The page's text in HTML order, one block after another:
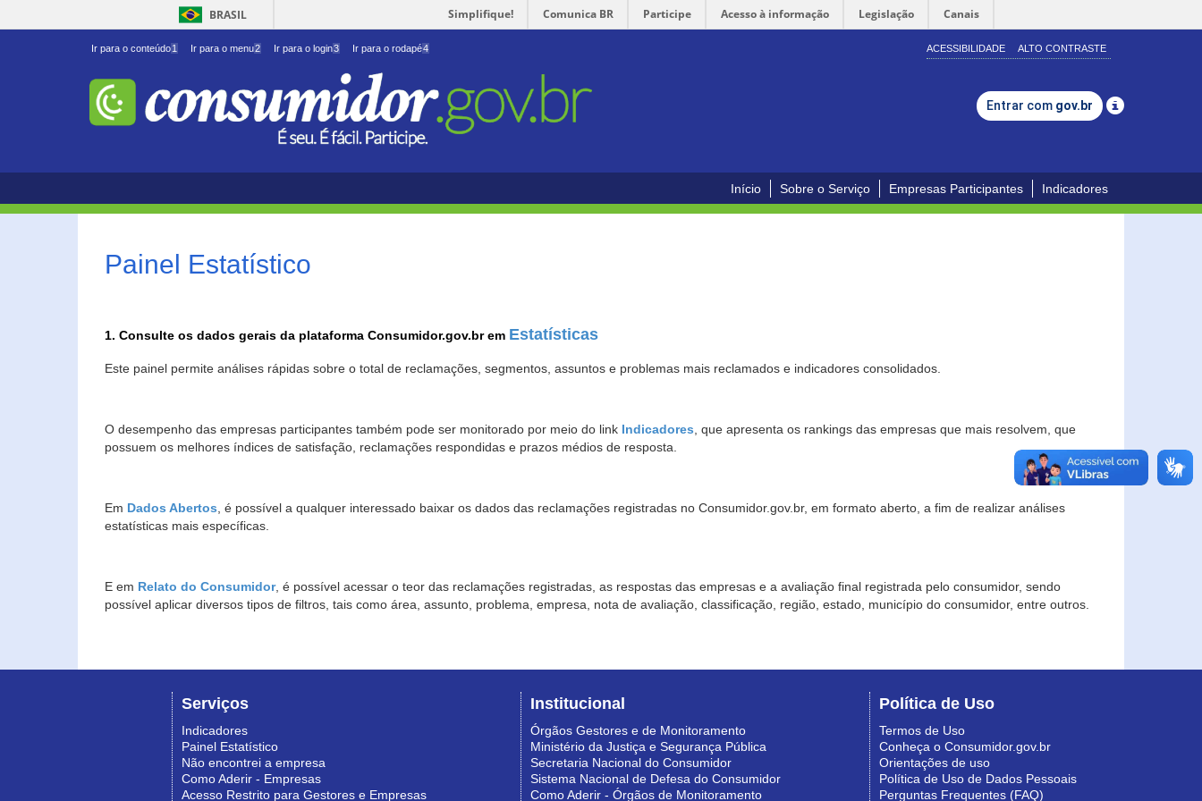
BRASIL Simplifique! Comunica BR Participe Acesso à informação Legislação Canais
Ir para o conteúdo1 Ir para o menu2 Ir para o login3 Ir para o rodapé4 ACESSIBILIDADE ALTO CONTRASTE
Entrar com gov.br
Início Sobre o Serviço Empresas Participantes Indicadores
Painel Estatístico
1. Consulte os dados gerais da plataforma Consumidor.gov.br em Estatísticas
Este painel permite análises rápidas sobre o total de reclamações, segmentos, assuntos e problemas mais reclamados e indicadores consolidados.
O desempenho das empresas participantes também pode ser monitorado por meio do link Indicadores, que apresenta os rankings das empresas que mais resolvem, que
possuem os melhores índices de satisfação, reclamações respondidas e prazos médios de resposta.
Em Dados Abertos, é possível a qualquer interessado baixar os dados das reclamações registradas no Consumidor.gov.br, em formato aberto, a fim de realizar análises
estatísticas mais específicas.
E em Relato do Consumidor, é possível acessar o teor das reclamações registradas, as respostas das empresas e a avaliação final registrada pelo consumidor, sendo
possível aplicar diversos tipos de filtros, tais como área, assunto, problema, empresa, nota de avaliação, classificação, região, estado, município do consumidor, entre outros.
Serviços
Indicadores
Painel Estatístico
Não encontrei a empresa
Como Aderir - Empresas
Acesso Restrito para Gestores e Empresas
Institucional
Órgãos Gestores e de Monitoramento
Ministério da Justiça e Segurança Pública
Secretaria Nacional do Consumidor
Sistema Nacional de Defesa do Consumidor
Como Aderir - Órgãos de Monitoramento
Política de Uso
Termos de Uso
Conheça o Consumidor.gov.br
Orientações de uso
Política de Uso de Dados Pessoais
Perguntas Frequentes (FAQ)